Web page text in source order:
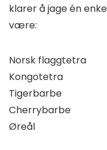
klarer å jage én
være:
Norsk flaggtetra
Kongotetra
Tigerbarbe
Cherrybarbe
Øreål